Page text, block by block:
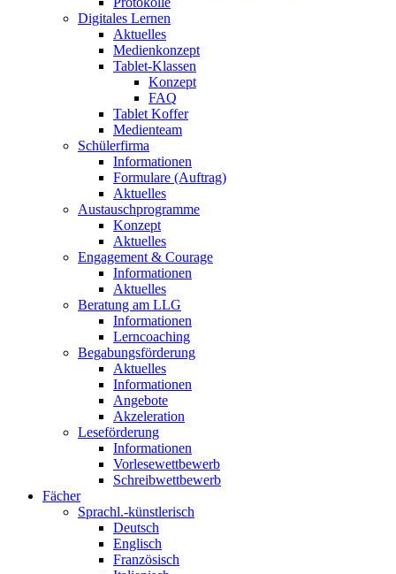
Digitales Lernen
Aktuelles
Medienkonzept
Tablet-Klassen
Konzept
FAQ
Tablet Koffer
Medienteam
Schülerfirma
Informationen
Formulare (Auftrag)
Aktuelles
Austauschprogramme
Konzept
Aktuelles
Engagement & Courage
Informationen
Aktuelles
Beratung am LLG
Informationen
Lerncoaching
Begabungsförderung
Aktuelles
Informationen
Angebote
Akzeleration
Leseförderung
Informationen
Vorlesewettbewerb
Schreibwettbewerb
Fächer
Sprachl.-künstlerisch
Deutsch
Englisch
Französisch